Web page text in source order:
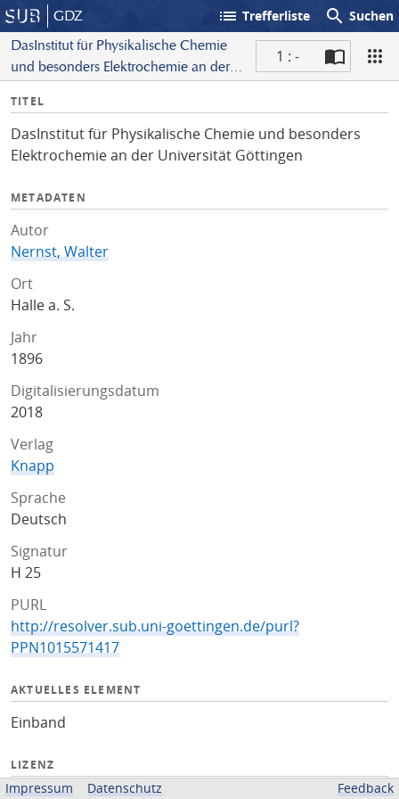
GDZ list Trefferliste search Suchen
DasInstitut für Physikalische Chemie
und besonders Elektrochemie an der
1 : -
I
f
o
TITEL
DasInstitut für Physikalische Chemie und besonders
Elektrochemie an der Universität Göttingen
METADATEN
Autor
Nernst, Walter
Ort
Halle a. S.
Jahr
1896
Digitalisierungsdatum
2018
Verlag
Knapp
Sprache
Deutsch
Signatur
H 25
PURL
http://resolver.sub.uni-goettingen.de/purl?
PPN1015571417
AKTUELLES ELEMENT
Einband
LIZENZ
Impressum Datenschutz Feedback